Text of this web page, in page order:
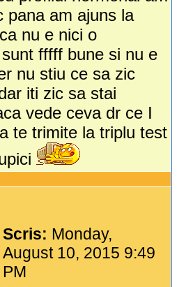
pana am ajuns la
nu e nici o
fffff bune si nu e
nu stiu ce sa zic
iti zic sa stai
vede ceva dr ce I
te trimite la triplu test
Scris: Monday,
August 10, 2015 9:49
PM